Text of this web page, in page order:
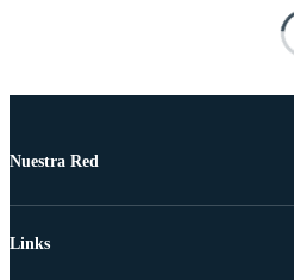
Nuestra Red
Links